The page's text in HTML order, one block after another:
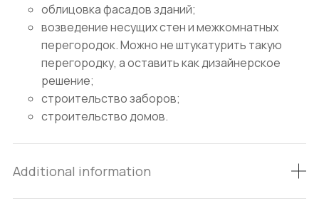
облицовка фасадов зданий;
возведение несущих стен и межкомнатных
перегородок. Можно не штукатурить такую
перегородку, а оставить как дизайнерское
решение;
строительство заборов;
строительство домов.
Additional information